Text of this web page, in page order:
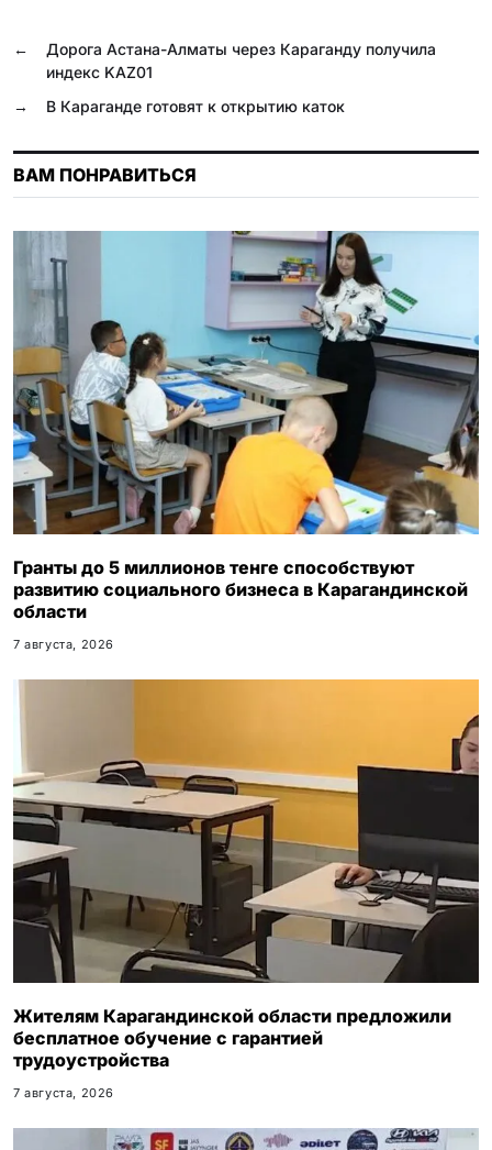
o
k
a
m
p
a
s
n
i
u
←
Дорога Астана-Алматы через Караганду получила
индекс KAZ01
→
В Караганде готовят к открытию каток
ВАМ ПОНРАВИТЬСЯ
Гранты до 5 миллионов тенге способствуют
развитию социального бизнеса в Карагандинской
области
7 августа, 2026
Жителям Карагандинской области предложили
бесплатное обучение с гарантией
трудоустройства
7 августа, 2026